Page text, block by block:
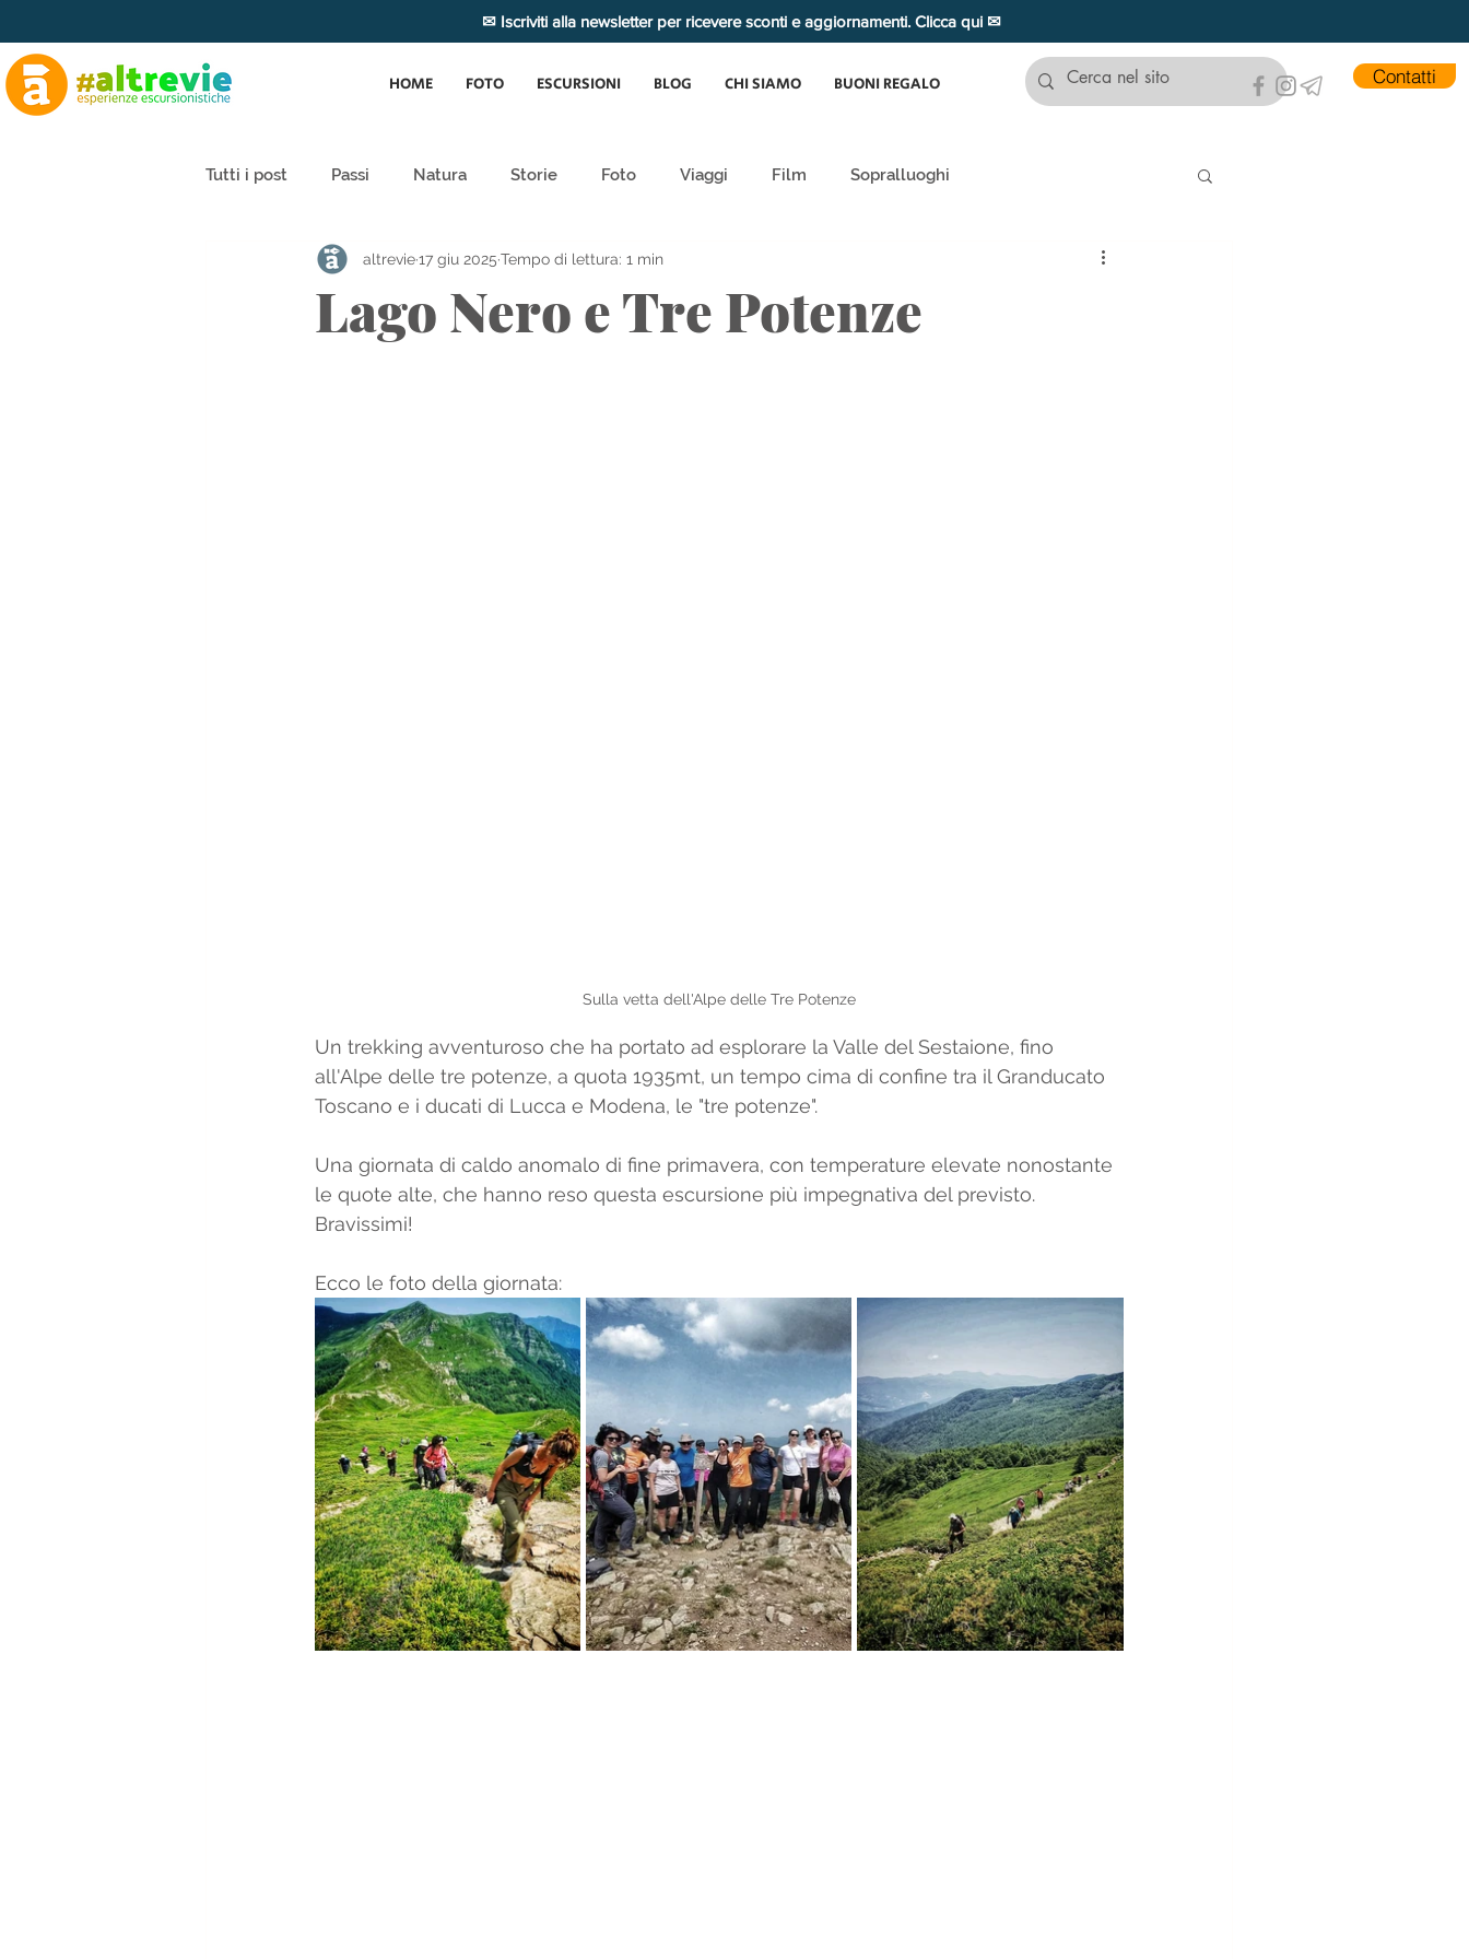
✉ Iscriviti alla newsletter per ricevere sconti e aggiornamenti. Clicca qui ✉
HOME FOTO ESCURSIONI BLOG CHI SIAMO BUONI REGALO Contatti
Tutti i post Passi Natura Storie Foto Viaggi Film Sopralluoghi
Lago Nero e Tre Potenze
altrevie17 giu 2025 Tempo di lettura: 1 min
Sulla vetta dell'Alpe delle Tre Potenze
Un trekking avventuroso che ha portato ad esplorare la Valle del Sestaione, fino
all'Alpe delle tre potenze, a quota 1935mt, un tempo cima di confine tra il Granducato
Toscano e i ducati di Lucca e Modena, le "tre potenze".
Una giornata di caldo anomalo di fine primavera, con temperature elevate nonostante
le quote alte, che hanno reso questa escursione più impegnativa del previsto.
Bravissimi!
Ecco le foto della giornata: